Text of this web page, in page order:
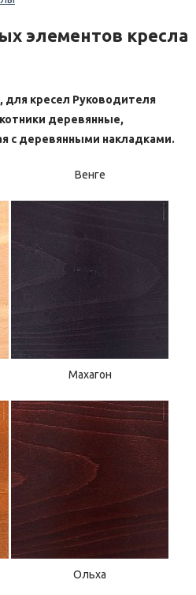
элементов кресла
кресел Руководителя
деревянные,
с деревянными накладками.
Венге
Махагон
Ольха